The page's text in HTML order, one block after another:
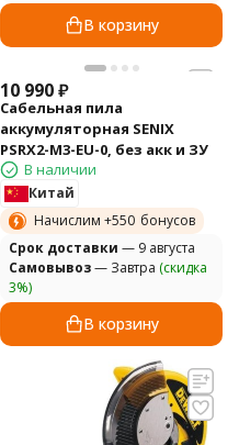
В корзину
10 990₽
Сабельная пила
аккумуляторная SENIX
PSRX2-M3-EU-0, без акк и ЗУ
В наличии
Китай
Начислим +550 бонусов
Cрок доставки — 9 августа
Самовывоз— Завтра (скидка
3%)
В корзину